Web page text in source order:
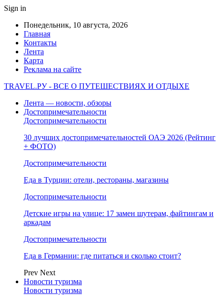
Sign in
Понедельник, 10 августа, 2026
Главная
Контакты
Лента
Карта
Реклама на сайте
TRAVEL.РУ - ВСЕ О ПУТЕШЕСТВИЯХ И ОТДЫХЕ
Лента — новости, обзоры
Достопримечательности
Достопримечательности
30 лучших достопримечательностей ОАЭ 2026 (Рейтинг
+ ФОТО)
Достопримечательности
Еда в Турции: отели, рестораны, магазины
Достопримечательности
Детские игры на улице: 17 замен шутерам, файтингам и
аркадам
Достопримечательности
Еда в Германии: где питаться и сколько стоит?
Prev Next
Новости туризма
Новости туризма